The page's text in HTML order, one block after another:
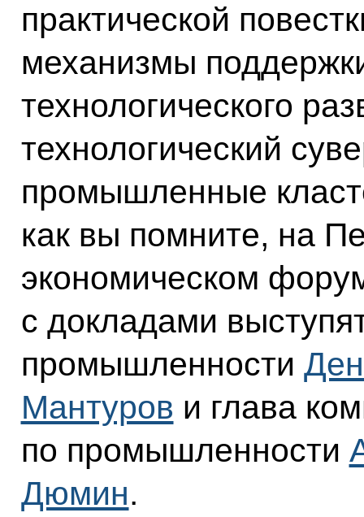
практической
механизмы
технологического
технологический
промышленные
как вы помните, на
экономическом
с докладами
промышленности
Мантуров и глава
по промышленности
Дюмин.